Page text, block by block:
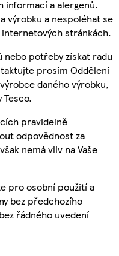
informací a alergenů.
výrobku a nespoléhat se
stránkách.
nebo potřeby získat radu
prosím Oddělení
daného výrobku,
Tesco.
pravidelně
odpovědnost za
nemá vliv na Vaše
pro osobní použití a
bez předchozího
řádného uvedení